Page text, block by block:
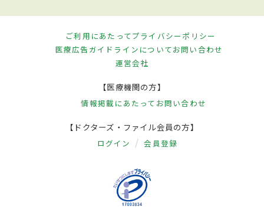
ご利用にあたってプライバシーポリシー
医療広告ガイドラインについてお問い合わせ
運営会社
【医療機関の方】
情報掲載にあたって お問い合わせ
【ドクターズ・ファイル会員の方】
ログイン 会員登録